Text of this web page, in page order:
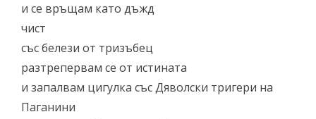
и се връщам като дъжд
чист
със белези от тризъбец
разтрепервам се от истината
и запалвам цигулка със Дяволски тригери на
Паганини